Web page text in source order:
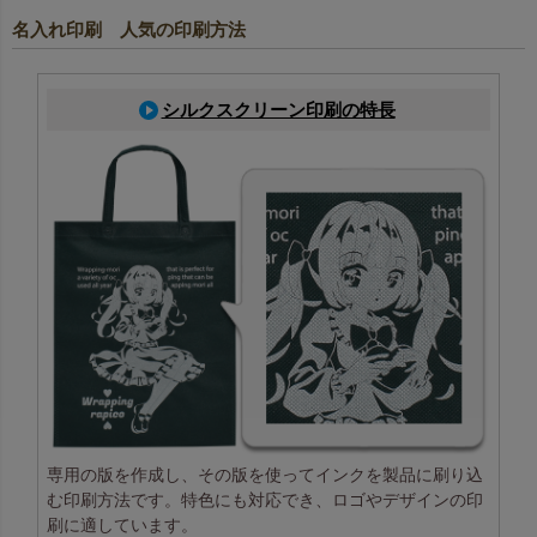
名入れ印刷 人気の印刷方法
シルクスクリーン印刷の特長
専用の版を作成し、その版を使ってインクを製品に刷り込
む印刷方法です。特色にも対応でき、ロゴやデザインの印
刷に適しています。